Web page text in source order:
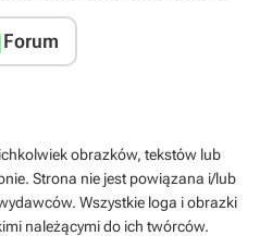
Forum
obrazków, tekstów lub
Strona nie jest powiązana i/lub
Wszystkie loga i obrazki
należącymi do ich twórców.